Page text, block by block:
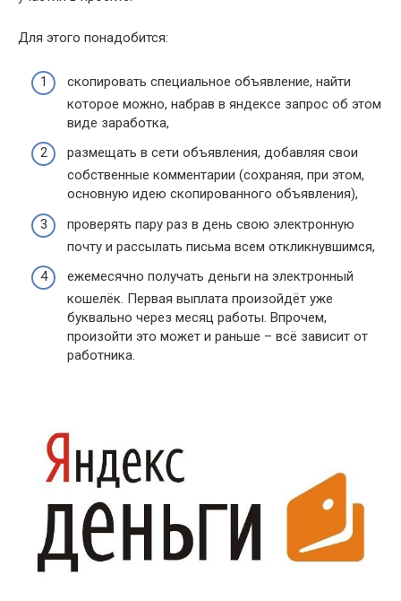
Для этого понадобится:
скопировать специальное объявление, найти
которое можно, набрав в яндексе запрос об этом
виде заработка,
размещать в сети объявления, добавляя свои
собственные комментарии (сохраняя, при этом,
основную идею скопированного объявления),
проверять пару раз в день свою электронную
почту и рассылать письма всем откликнувшимся,
ежемесячно получать деньги на электронный
кошелёк. Первая выплата произойдёт уже
буквально через месяц работы. Впрочем,
произойти это может и раньше – всё зависит от
работника.